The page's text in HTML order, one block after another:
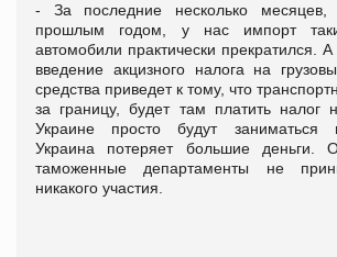
- За последние несколько
прошлым годом, у нас импорт
автомобили практически прекратился. А
введение акцизного налога на
средства приведет к тому, что
за границу, будет там платить
Украине просто будут заниматься
Украина потеряет большие деньги.
таможенные департаменты не
никакого участия.